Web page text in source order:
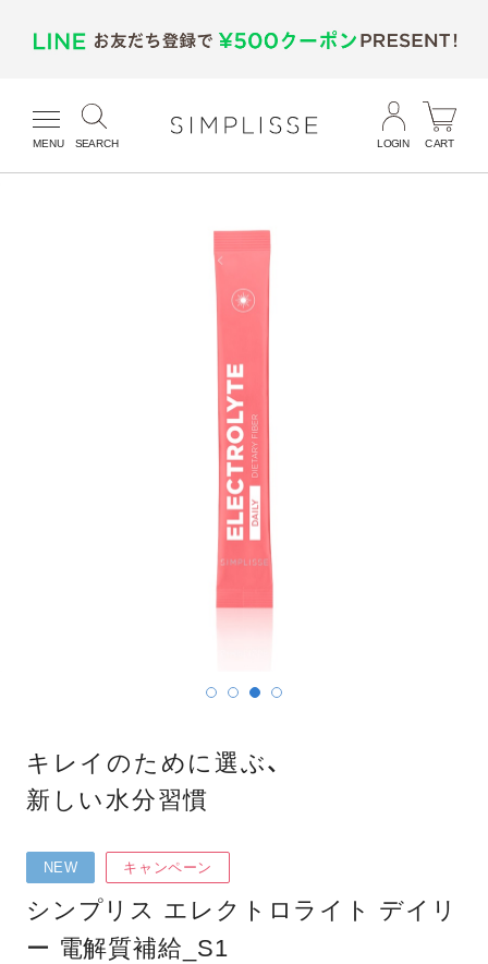
MENU SEARCH LOGIN CART
キレイのために選ぶ、
新しい水分習慣
NEW キャンペーン
シンプリス エレクトロライト デイリ
ー 電解質補給_S1